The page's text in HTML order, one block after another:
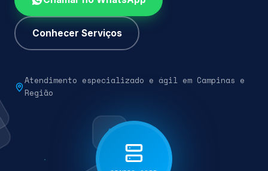
Conhecer Serviços
Atendimento especializado e ágil em Campinas e
Região